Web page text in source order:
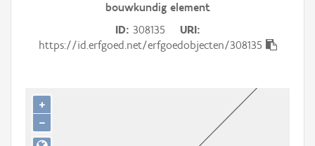
Gebeurtenis
Persoon of collectief
bouwkundig element
ID 308135
URI
https://id.erfgoed.net/erfgoedobjecten/308135
+
−